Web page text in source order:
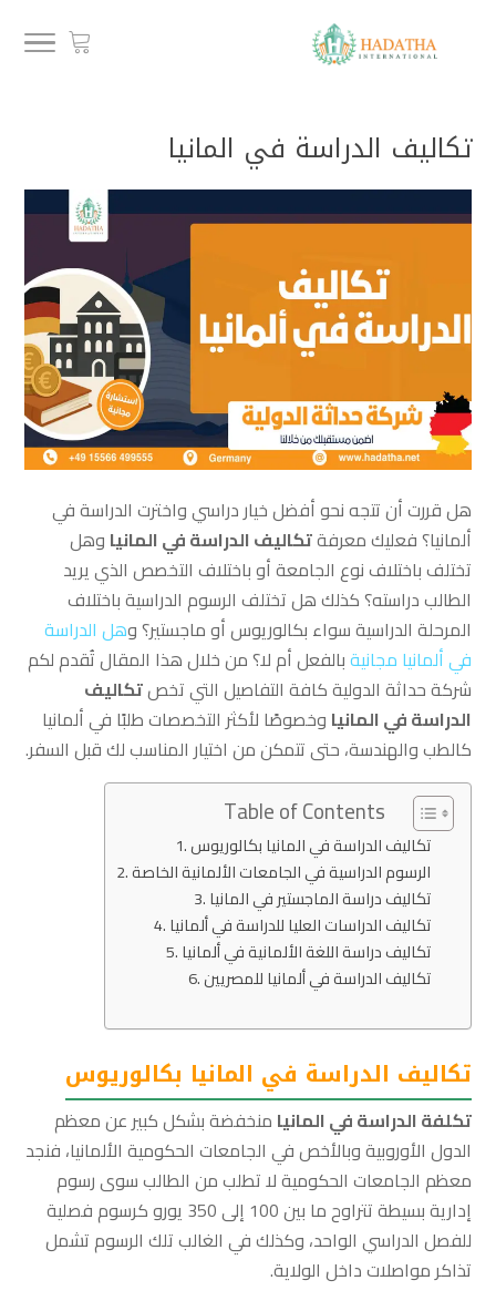
تكاليف الدراسة في المانيا
هل قررت أن تتجه نحو أفضل خيار دراسي واخترت الدراسة في
ألمانيا؟ فعليك معرفةتكاليف الدراسة في المانيا وهل
تختلف باختلاف نوع الجامعة أو باختلاف التخصص الذي يريد
الطالب دراسته؟ كذلك هل تختلف الرسوم الدراسية باختلاف
المرحلة الدراسية سواء بكالوريوس أو ماجستير؟ وهل الدراسة
في ألمانيا مجانيةبالفعل أم لا؟ من خلال هذا المقال تُقدم لكم
شركة حداثة الدولية كافة التفاصيل التي تخصتكاليف
الدراسة في المانيا وخصوصًا لأكثر التخصصات طلبًا في ألمانيا
كالطب والهندسة، حتى تتمكن من اختيار المناسب لك قبل السفر.
Table of Contents
تكاليف الدراسة في المانيا بكالوريوس
الرسوم الدراسية في الجامعات الألمانية الخاصة
تكاليف دراسة الماجستير في المانيا
تكاليف الدراسات العليا للدراسة في ألمانيا
تكاليف دراسة اللغة الألمانية في ألمانيا
تكاليف الدراسة في ألمانيا للمصريين
تكاليف الدراسة في المانيا بكالوريوس
تكلفة الدراسة في المانيا منخفضة بشكل كبير عن معظم
الدول الأوروبية وبالأخص في الجامعات الحكومية الألمانيا، فنجد
معظم الجامعات الحكومية لا تطلب من الطالب سوى رسوم
إدارية بسيطة تتراوح ما بين 100 إلى 350 يورو كرسوم فصلية
للفصل الدراسي الواحد، وكذلك في الغالب تلك الرسوم تشمل
تذاكر مواصلات داخل الولاية.